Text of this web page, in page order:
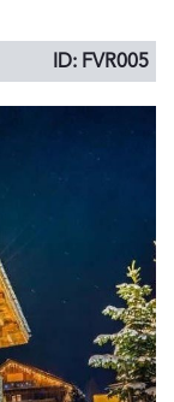
ID: FVR005